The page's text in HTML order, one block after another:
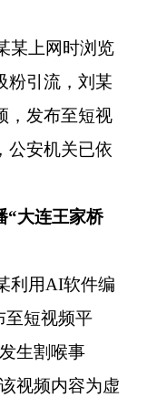
上网时浏览
粉引流，刘某
，发布至短视
公安机关已依
“大连王家桥
用AI软件编
至短视频平
生割喉事
视频内容为虚